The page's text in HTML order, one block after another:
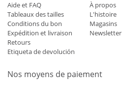
Aide et FAQ
Tableaux des tailles
Conditions du bon
Expédition et livraison
Retours
Etiqueta de devolución
À propos
L'histoire
Magasins
Newsletter
Nos moyens de paiement